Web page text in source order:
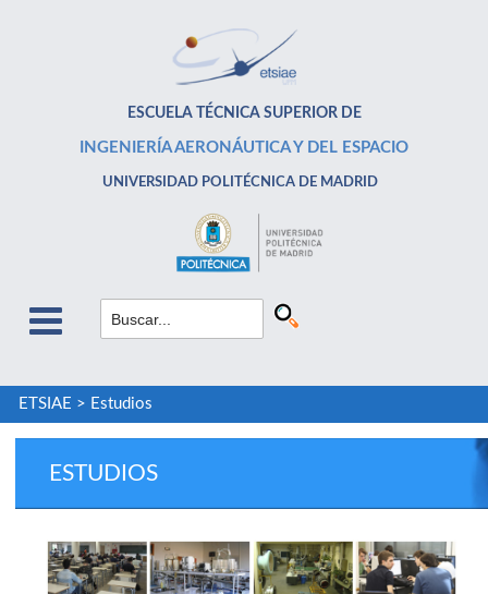
ESCUELA TÉCNICA SUPERIOR DE
INGENIERÍA AERONÁUTICA Y DEL ESPACIO
UNIVERSIDAD POLITÉCNICA DE MADRID
ETSIAE > Estudios
ESTUDIOS